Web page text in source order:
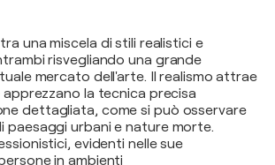
una miscela di stili realistici e
risvegliando una grande
mercato dell'arte. Il realismo attrae
la tecnica precisa
dettagliata, come si può osservare
paesaggi urbani e nature morte.
evidenti nelle sue
in ambienti